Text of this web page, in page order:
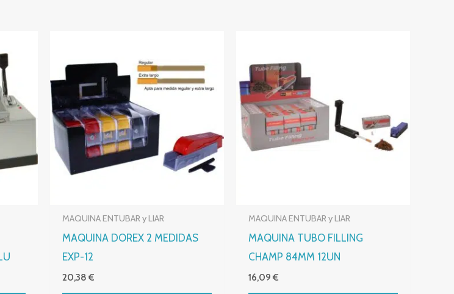
MAQUINA ENTUBAR y LIAR
MAQUINA DOREX 2 MEDIDAS
EXP-12
20,38€
MAQUINA ENTUBAR y LIAR
MAQUINA TUBO FILLING
CHAMP 84MM 12UN
16,09€